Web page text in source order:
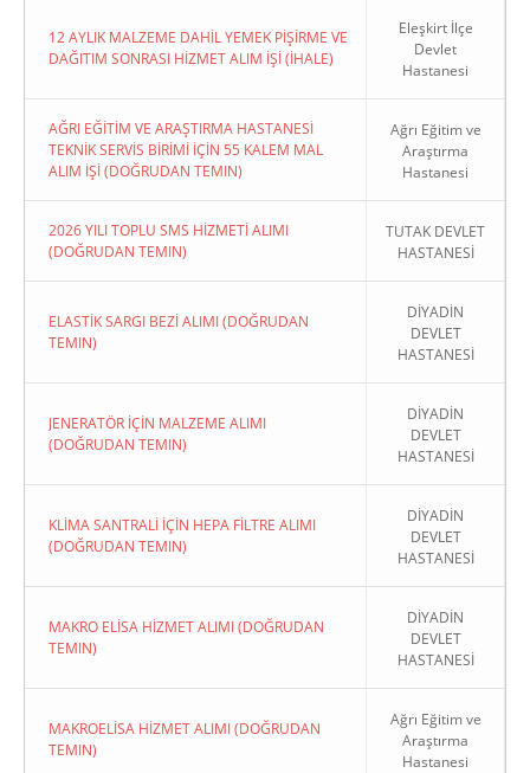
12 AYLIK MALZEME DAHİL YEMEK PİŞİRME VE
DAĞITIM SONRASI HİZMET ALIM İŞİ (İHALE)
Eleşkirt İlçe
Devlet
Hastanesi
AĞRI EĞİTİM VE ARAŞTIRMA HASTANESİ
TEKNİK SERVİS BİRİMİ İÇİN 55 KALEM MAL
ALIM İŞİ (DOĞRUDAN TEMIN)
Ağrı Eğitim ve
Araştırma
Hastanesi
2026 YILI TOPLU SMS HİZMETİ ALIMI
(DOĞRUDAN TEMIN)
TUTAK DEVLET
HASTANESİ
ELASTİK SARGI BEZİ ALIMI (DOĞRUDAN
TEMIN)
DİYADİN
DEVLET
HASTANESİ
JENERATÖR İÇİN MALZEME ALIMI
(DOĞRUDAN TEMIN)
DİYADİN
DEVLET
HASTANESİ
KLİMA SANTRALİ İÇİN HEPA FİLTRE ALIMI
(DOĞRUDAN TEMIN)
DİYADİN
DEVLET
HASTANESİ
MAKRO ELİSA HİZMET ALIMI (DOĞRUDAN
TEMIN)
DİYADİN
DEVLET
HASTANESİ
MAKROELİSA HİZMET ALIMI (DOĞRUDAN
TEMIN)
Ağrı Eğitim ve
Araştırma
Hastanesi